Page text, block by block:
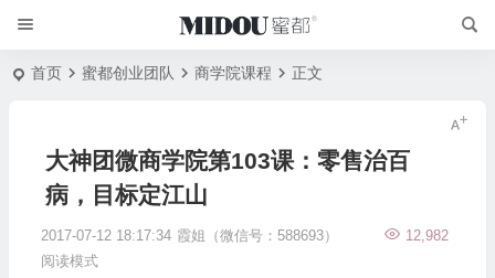
首页 蜜都创业团队 商学院课程 正文
大神团微商学院第103课：零售治百
病，目标定江山
2017-07-12 18:17:34 霞姐（微信号：588693）
12,982
阅读模式